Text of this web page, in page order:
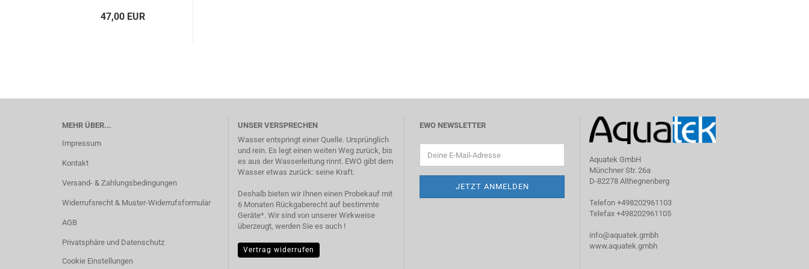
47,00 EUR
MEHR ÜBER...
Impressum
Kontakt
Versand- & Zahlungsbedingungen
Widerrufsrecht & Muster-Widerrufsformular
AGB
Privatsphäre und Datenschutz
Cookie Einstellungen
UNSER VERSPRECHEN
Wasser entspringt einer Quelle. Ursprünglich
und rein. Es legt einen weiten Weg zurück, bis
es aus der Wasserleitung rinnt. EWO gibt dem
Wasser etwas zurück: seine Kraft.
Deshalb bieten wir Ihnen einen Probekauf mit
6 Monaten Rückgaberecht auf bestimmte
Geräte*. Wir sind von unserer Wirkweise
überzeugt, werden Sie es auch !
Vertrag widerrufen
EWO NEWSLETTER
Aquatek GmbH
Münchner Str. 26a
D-82278 Althegnenberg
Telefon +498202961103
Telefax +498202961105
info@aquatek.gmbh
www.aquatek.gmbh